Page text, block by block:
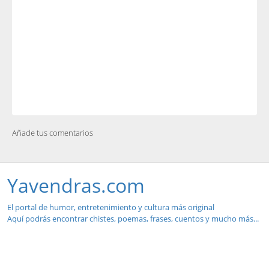
Añade tus comentarios
Yavendras.com
El portal de humor, entretenimiento y cultura más original
Aquí podrás encontrar chistes, poemas, frases, cuentos y mucho más...